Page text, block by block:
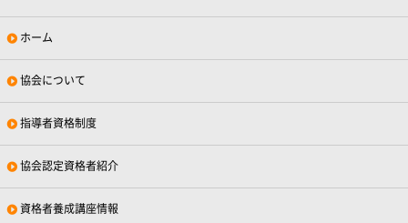
ホーム
協会について
指導者資格制度
協会認定資格者紹介
資格者養成講座情報